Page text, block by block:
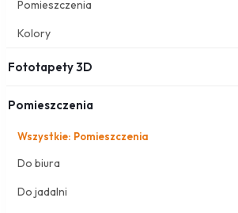
Pomieszczenia
Kolory
Fototapety 3D
Pomieszczenia
Wszystkie: Pomieszczenia
Do biura
Do jadalni